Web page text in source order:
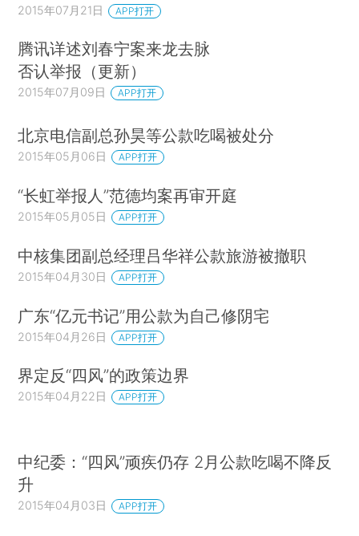
2015年07月21日 APP打开
腾讯详述刘春宁案来龙去脉
否认举报（更新）
2015年07月09日 APP打开
北京电信副总孙昊等公款吃喝被处分
2015年05月06日 APP打开
“长虹举报人”范德均案再审开庭
2015年05月05日 APP打开
中核集团副总经理吕华祥公款旅游被撤职
2015年04月30日 APP打开
广东“亿元书记”用公款为自己修阴宅
2015年04月26日 APP打开
界定反“四风”的政策边界
2015年04月22日 APP打开
中纪委：“四风”顽疾仍存 2月公款吃喝不降反
升
2015年04月03日 APP打开